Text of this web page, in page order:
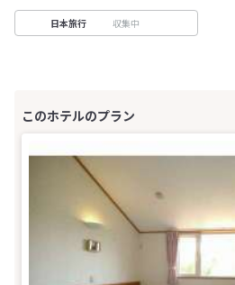
日本旅行 収集中